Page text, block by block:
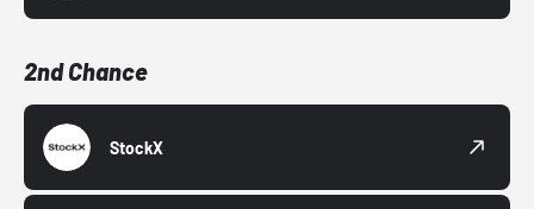
2nd Chance
StockX